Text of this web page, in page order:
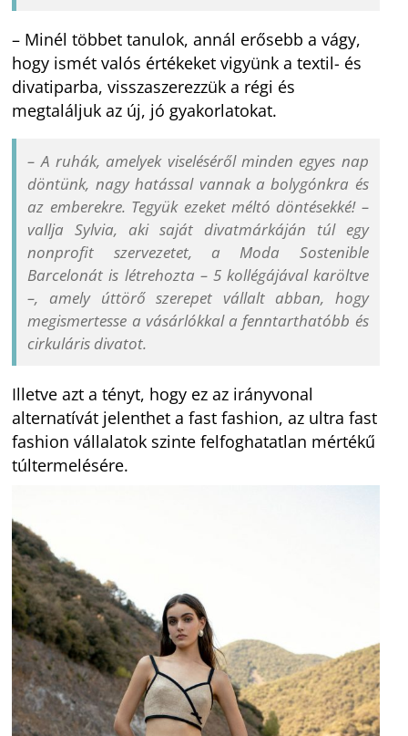
– Minél többet tanulok, annál erősebb a vágy,
hogy ismét valós értékeket vigyünk a textil- és
divatiparba, visszaszerezzük a régi és
megtaláljuk az új, jó gyakorlatokat.
– A ruhák, amelyek viseléséről minden egyes nap
döntünk, nagy hatással vannak a bolygónkra és
az emberekre. Tegyük ezeket méltó döntésekké! –
vallja Sylvia, aki saját divatmárkáján túl egy
nonprofit szervezetet, a Moda Sostenible
Barcelonát is létrehozta – 5 kollégájával karöltve
–, amely úttörő szerepet vállalt abban, hogy
megismertesse a vásárlókkal a fenntarthatóbb és
cirkuláris divatot.
Illetve azt a tényt, hogy ez az irányvonal
alternatívát jelenthet a fast fashion, az ultra fast
fashion vállalatok szinte felfoghatatlan mértékű
túltermelésére.